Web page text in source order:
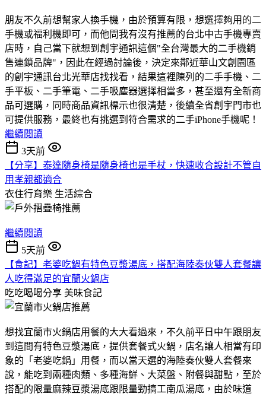
朋友不久前想幫家人換手機，由於預算有限，想選擇夠用的二
手機或福利機即可，而他問我有沒有推薦的台北中古手機專賣
店時，自己當下就想到創宇通訊這個"全台灣最大的二手機銷
售連鎖品牌"，因此在經過討論後，決定來鄰近華山文創園區
的創宇通訊台北光華店找找看，結果這裡陳列的二手手機、二
手平板、二手筆電、二手吸塵器選擇相當多，甚至還有全新商
品可選購，同時商品資訊標示也很清楚，後續全省創宇門市也
可提供服務，最終也有挑選到符合需求的二手iPhone手機呢！
繼續閱讀
3天前
【分享】泰達隨身椅是隨身椅也是手杖，快速收合設計不管自
用孝親都適合
衣住行育樂 生活綜合
繼續閱讀
5天前
【食記】老婆吃鍋有特色豆漿湯底，搭配海陸奏伙雙人套餐讓
人吃得滿足的宜蘭火鍋店
吃吃喝喝分享 美味食記
想找宜蘭市火鍋店用餐的大大看過來，不久前平日中午跟朋友
到這間有特色豆漿湯底，提供套餐式火鍋，店名讓人相當有印
象的「老婆吃鍋」用餐，而以當天選的海陸奏伙雙人套餐來
說，能吃到兩種肉類、多種海鮮、大菜盤、附餐與甜點，至於
搭配的限量麻辣豆漿湯底跟限量勁搞工南瓜湯底，由於味道